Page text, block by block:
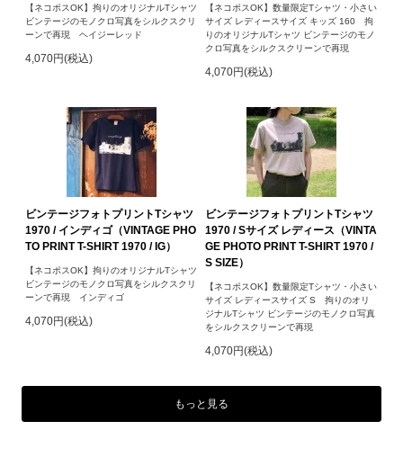
【ネコポスOK】拘りのオリジナルTシャツ
ビンテージのモノクロ写真をシルクスクリ
ーンで再現 ヘイジーレッド
4,070円(税込)
【ネコポスOK】数量限定Tシャツ・小さい
サイズ レディースサイズ キッズ 160 拘
りのオリジナルTシャツ ビンテージのモノ
クロ写真をシルクスクリーンで再現
4,070円(税込)
ビンテージフォトプリントTシャツ
1970 / インディゴ（VINTAGE PHO
TO PRINT T-SHIRT 1970 / IG）
【ネコポスOK】拘りのオリジナルTシャツ
ビンテージのモノクロ写真をシルクスクリ
ーンで再現 インディゴ
4,070円(税込)
ビンテージフォトプリントTシャツ
1970 / Sサイズ レディース（VINTA
GE PHOTO PRINT T-SHIRT 1970 /
S SIZE）
【ネコポスOK】数量限定Tシャツ・小さい
サイズ レディースサイズ S 拘りのオリ
ジナルTシャツ ビンテージのモノクロ写真
をシルクスクリーンで再現
4,070円(税込)
もっと見る